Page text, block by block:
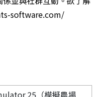
software.com/
25（模擬農場